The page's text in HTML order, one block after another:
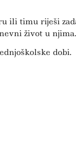
ili timu riješi
život u njima.
dobi.